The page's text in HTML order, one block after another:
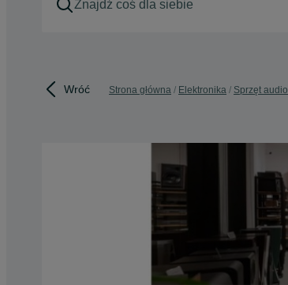
Wróć Strona główna Elektronika Sprzęt audio